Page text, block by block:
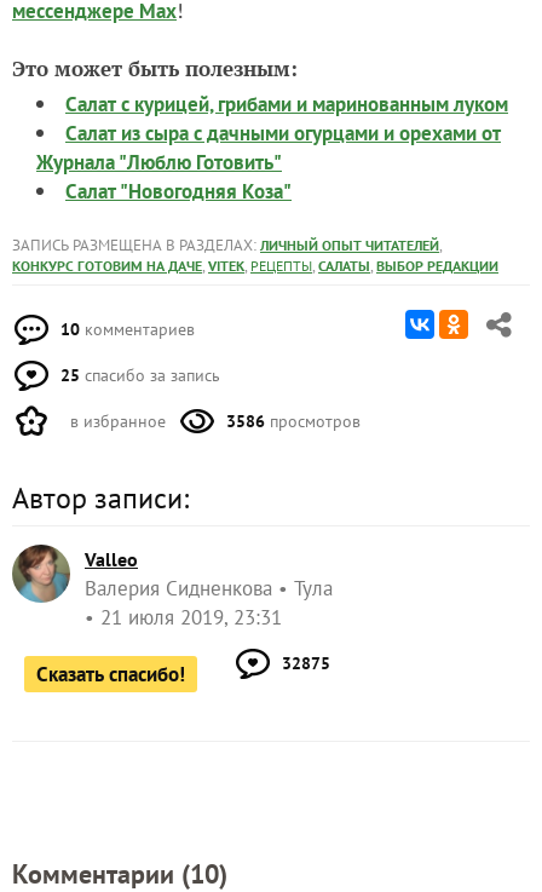
мессенджере Max!
Это может быть полезным:
Салат с курицей, грибами и маринованным луком
Салат из сыра с дачными огурцами и орехами от
Журнала "Люблю Готовить"
Салат "Новогодняя Коза"
ЗАПИСЬ РАЗМЕЩЕНА В РАЗДЕЛАХ: ЛИЧНЫЙ ОПЫТ ЧИТАТЕЛЕЙ,
КОНКУРС ГОТОВИМ НА ДАЧЕ, VITEK, РЕЦЕПТЫ, САЛАТЫ, ВЫБОР РЕДАКЦИИ
10 комментариев
25 спасибо за запись
в избранное 3586 просмотров
Автор записи:
Valleo
Валерия Сидненкова
Тула
21 июля 2019, 23:31
Сказать спасибо! 32875
Комментарии (10)